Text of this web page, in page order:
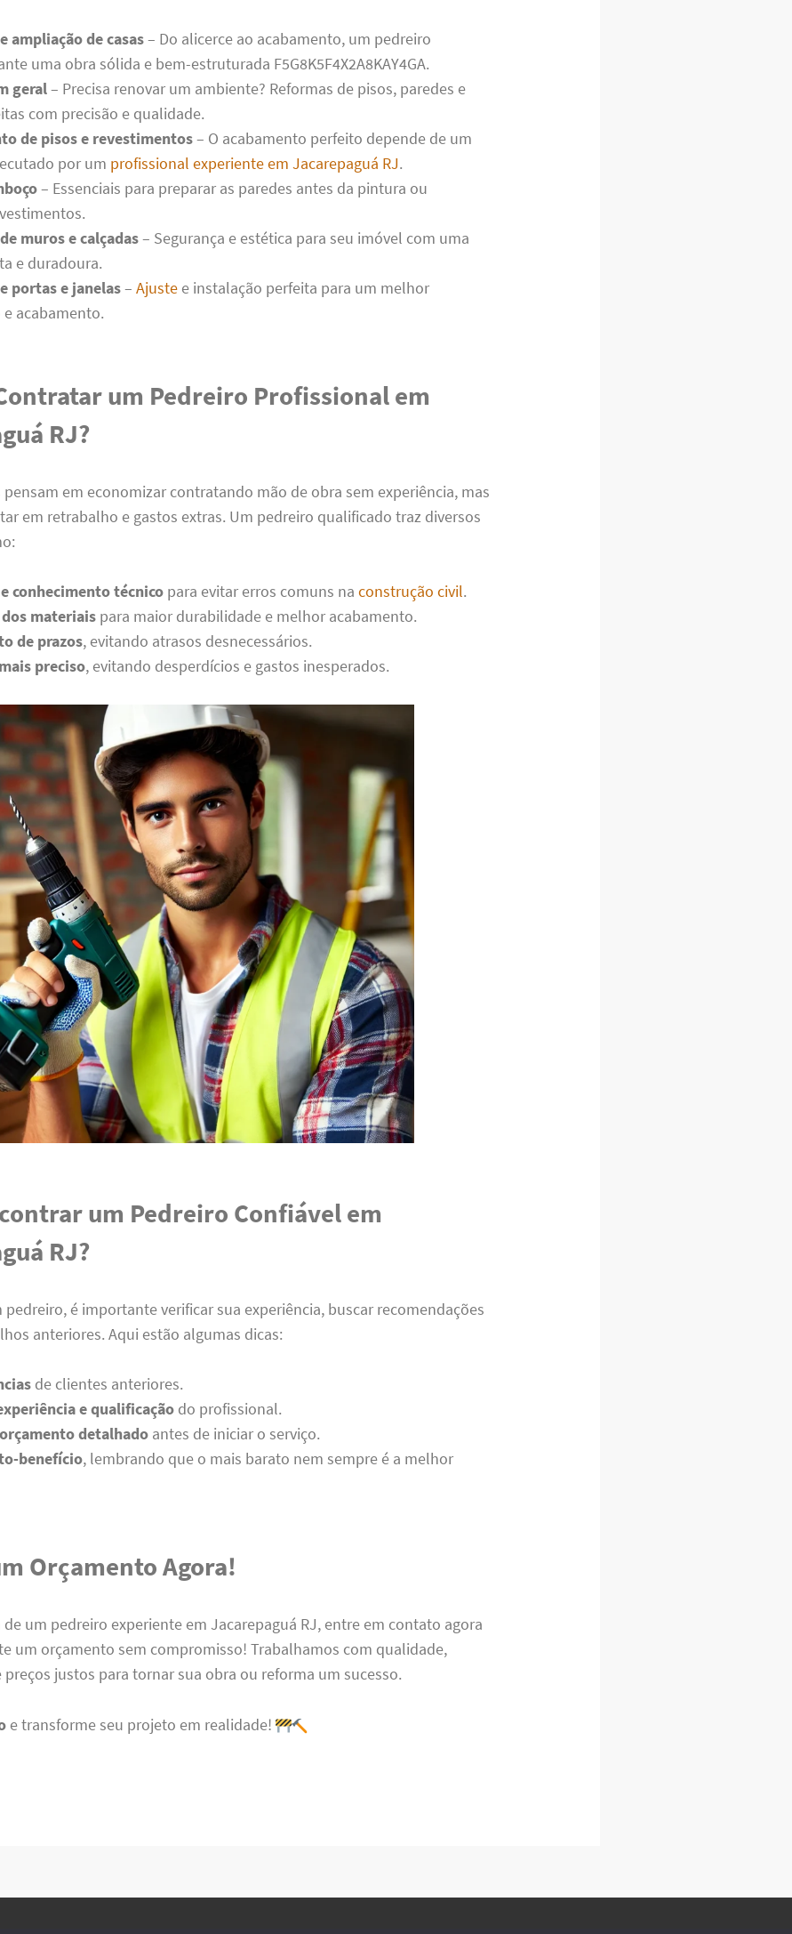
ampliação de casas– Do alicerce ao acabamento, um pedreiro
uma obra sólida e bem-estruturada F5G8K5F4X2A8KAY4GA.
geral– Precisa renovar um ambiente? Reformas de pisos, paredes e
com precisão e qualidade.
de pisos e revestimentos– O acabamento perfeito depende de um
por um profissional experiente em Jacarepaguá RJ.
– Essenciais para preparar as paredes antes da pintura ou
muros e calçadas– Segurança e estética para seu imóvel com uma
e duradoura.
portas e janelas–Ajuste e instalação perfeita para um melhor
acabamento.
um Pedreiro Profissional em
RJ?
pensam em economizar contratando mão de obra sem experiência, mas
em retrabalho e gastos extras. Um pedreiro qualificado traz diversos
conhecimento técnico para evitar erros comuns naconstrução civil.
materiais para maior durabilidade e melhor acabamento.
de prazos, evitando atrasos desnecessários.
preciso, evitando desperdícios e gastos inesperados.
um Pedreiro Confiável em
RJ?
é importante verificar sua experiência, buscar recomendações
anteriores. Aqui estão algumas dicas:
de clientes anteriores.
e qualificação do profissional.
detalhado antes de iniciar o serviço.
benefício, lembrando que o mais barato nem sempre é a melhor
Orçamento Agora!
de um pedreiro experiente em Jacarepaguá RJ, entre em contato agora
um orçamento sem compromisso! Trabalhamos com qualidade,
justos para tornar sua obra ou reforma um sucesso.
e transforme seu projeto em realidade!